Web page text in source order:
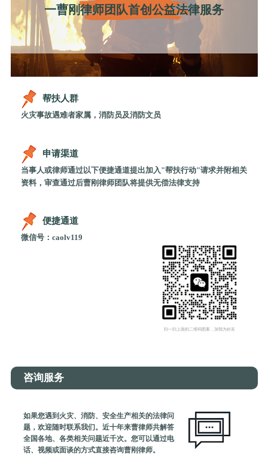
一曹刚律师团队首创公益法律服务
帮扶人群
火灾事故遇难者家属，消防员及消防文员
申请渠道
当事人或律师通过以下便捷通道提出加入"帮扶行动"请求并附相关
资料，审查通过后曹刚律师团队将提供无偿法律支持
便捷通道
微信号：caolv119
扫一扫上面的二维码图案，加我为好友
咨询服务
如果您遇到火灾、消防、安全生产相关的法律问
题，欢迎随时联系我们。近十年来曹律师共解答
全国各地、各类相关问题近千次。您可以通过电
话、视频或面谈的方式直接咨询曹刚律师。